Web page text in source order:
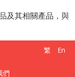
及其相關產品，與
繁 En
們